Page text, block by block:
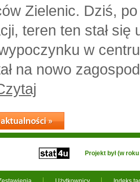
Zielenic. Dziś,
teren ten stał się
w
na nowo
Projekt był (w